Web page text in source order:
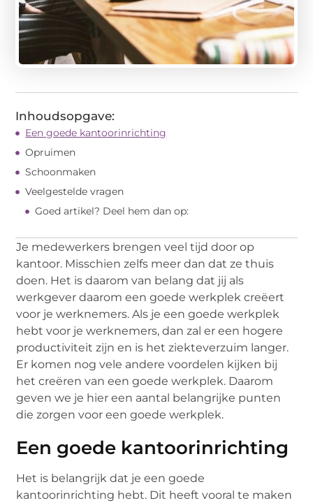
Inhoudsopgave:
Een goede kantoorinrichting
Opruimen
Schoonmaken
Veelgestelde vragen
Goed artikel? Deel hem dan op:
Je medewerkers brengen veel tijd door op
kantoor. Misschien zelfs meer dan dat ze thuis
doen. Het is daarom van belang dat jij als
werkgever daarom een goede werkplek creëert
voor je werknemers. Als je een goede werkplek
hebt voor je werknemers, dan zal er een hogere
productiviteit zijn en is het ziekteverzuim langer.
Er komen nog vele andere voordelen kijken bij
het creëren van een goede werkplek. Daarom
geven we je hier een aantal belangrijke punten
die zorgen voor een goede werkplek.
Een goede kantoorinrichting
Het is belangrijk dat je een goede
kantoorinrichting hebt. Dit heeft vooral te maken